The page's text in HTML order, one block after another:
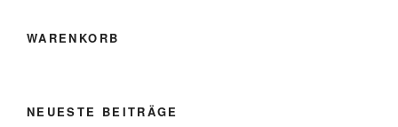
WARENKORB
NEUESTE BEITRÄGE